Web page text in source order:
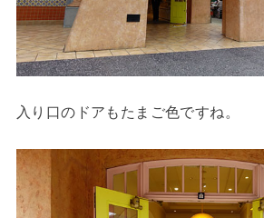
入り口のドアもたまご色ですね。